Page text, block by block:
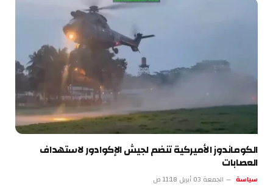
الكوماندوز الأميركية تنضم لجيش الإكوادور لاستهداف
العصابات
سياسة الجمعة 03 أبريل 11:18 ص